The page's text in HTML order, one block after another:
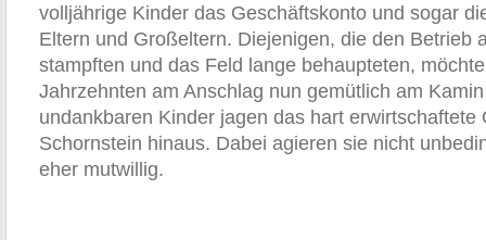
volljährige Kinder das Geschäftskonto und sogar
Eltern und Großeltern. Diejenigen, die den Betrieb
stampften und das Feld lange behaupteten,
Jahrzehnten am Anschlag nun gemütlich am
undankbaren Kinder jagen das hart erwirtschaftete
Schornstein hinaus. Dabei agieren sie nicht
eher mutwillig.